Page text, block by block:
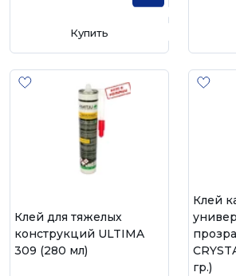
Купить
Клей для тяжелых
конструкций ULTIMA
309 (280 мл)
Клей
гр.)